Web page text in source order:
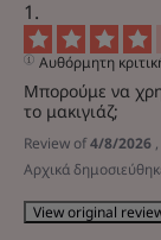
Αυθόρμητη
Μπορούμε να
το μακιγιάζ;
Review of4/8/2026
Αρχικά
View original